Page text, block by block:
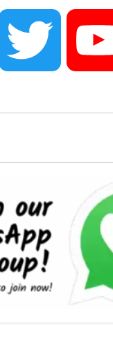
Snapchat Twitter
August 5, 2026
UTTARAKHAND NEWS
एमआईटी वर्ल्ड पीस
बीएसबीआई के बीच
गतिविधियों के विस्तार पर
UTTARAKHAND NEWS
जिलाधिकारी/जिला
सहसपुर विधानसभा क्षेत्र
निरीक्षण कर एसआईआर
शिविर की व्यवस्थाओं का
August 6, 2026